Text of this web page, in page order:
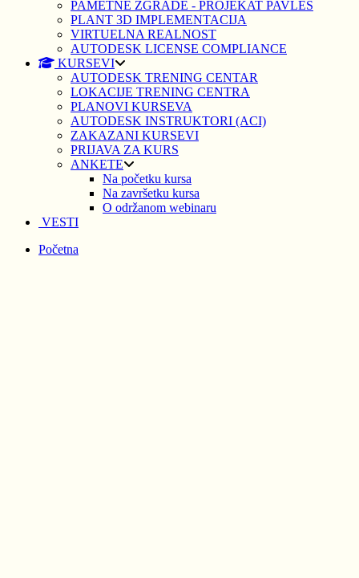
PAMETNE ZGRADE - PROJEKAT PAVLES
PLANT 3D IMPLEMENTACIJA
VIRTUELNA REALNOST
AUTODESK LICENSE COMPLIANCE
KURSEVI
AUTODESK TRENING CENTAR
LOKACIJE TRENING CENTRA
PLANOVI KURSEVA
AUTODESK INSTRUKTORI (ACI)
ZAKAZANI KURSEVI
PRIJAVA ZA KURS
ANKETE
Na početku kursa
Na završetku kursa
O održanom webinaru
VESTI
Početna